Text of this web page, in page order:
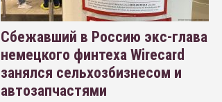
Сбежавший в Россию экс-глава
немецкого финтеха Wirecard
занялся сельхозбизнесом и
автозапчастями